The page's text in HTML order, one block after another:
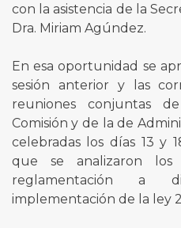
con la asistencia de la
Dra. Miriam Agúndez.
En esa oportunidad se
sesión anterior y las
reuniones conjuntas
Comisión y de la de
celebradas los días 13 y
que se analizaron los
reglamentación a
implementación de la ley